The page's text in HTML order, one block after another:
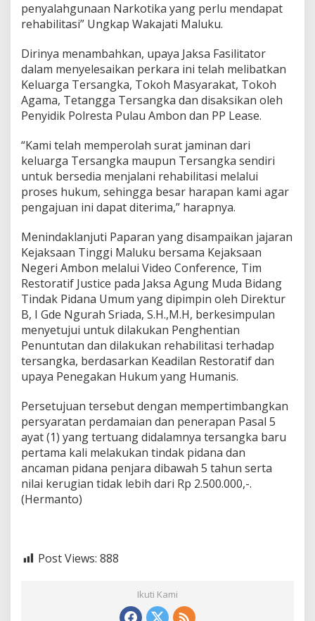
penyalahgunaan Narkotika yang perlu mendapat
rehabilitasi” Ungkap Wakajati Maluku.
Dirinya menambahkan, upaya Jaksa Fasilitator
dalam menyelesaikan perkara ini telah melibatkan
Keluarga Tersangka, Tokoh Masyarakat, Tokoh
Agama, Tetangga Tersangka dan disaksikan oleh
Penyidik Polresta Pulau Ambon dan PP Lease.
“Kami telah memperolah surat jaminan dari
keluarga Tersangka maupun Tersangka sendiri
untuk bersedia menjalani rehabilitasi melalui
proses hukum, sehingga besar harapan kami agar
pengajuan ini dapat diterima,” harapnya.
Menindaklanjuti Paparan yang disampaikan jajaran
Kejaksaan Tinggi Maluku bersama Kejaksaan
Negeri Ambon melalui Video Conference, Tim
Restoratif Justice pada Jaksa Agung Muda Bidang
Tindak Pidana Umum yang dipimpin oleh Direktur
B, I Gde Ngurah Sriada, S.H.,M.H, berkesimpulan
menyetujui untuk dilakukan Penghentian
Penuntutan dan dilakukan rehabilitasi terhadap
tersangka, berdasarkan Keadilan Restoratif dan
upaya Penegakan Hukum yang Humanis.
Persetujuan tersebut dengan mempertimbangkan
persyaratan perdamaian dan penerapan Pasal 5
ayat (1) yang tertuang didalamnya tersangka baru
pertama kali melakukan tindak pidana dan
ancaman pidana penjara dibawah 5 tahun serta
nilai kerugian tidak lebih dari Rp 2.500.000,-.
(Hermanto)
Post Views: 888
Ikuti Kami